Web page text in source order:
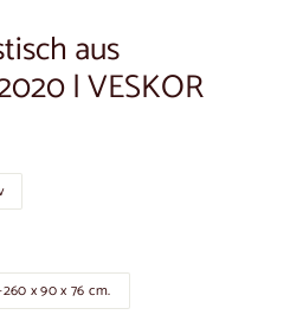
aus
| VESKOR
x 90 x 76 cm.